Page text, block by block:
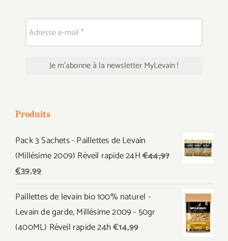
Produits
Pack 3 Sachets - Paillettes de Levain
(Millésime 2009) Réveil rapide 24H€44,97
Le
initial
était :
€44,97.
€39,99Le
actuel
est :
€39,99.
Paillettes de levain bio 100% naturel -
Levain de garde, Millésime 2009 - 50gr
(400ML) Réveil rapide 24h€14,99